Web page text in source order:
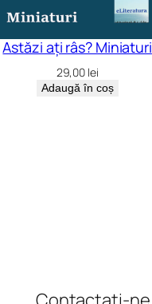
Astăzi ați râs? Miniaturi
29,00 lei
Adaugă în coș